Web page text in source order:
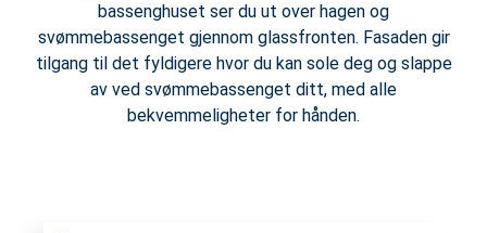
bassenghuset ser du ut over hagen og
svømmebassenget gjennom glassfronten. Fasaden gir
tilgang til det fyldigere hvor du kan sole deg og slappe
av ved svømmebassenget ditt, med alle
bekvemmeligheter for hånden.